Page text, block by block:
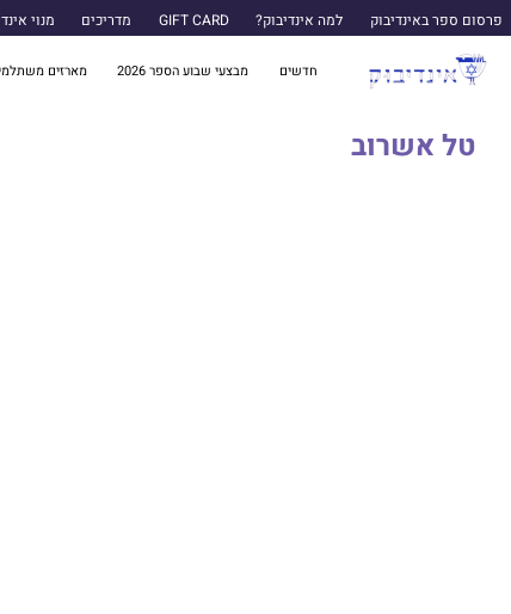
פרסום ספר באינדיבוק למה אינדיבוק? GIFT CARD מדריכים מנוי
חדשים מבצעי שבוע הספר 2026 מארזים
טל אשרוב